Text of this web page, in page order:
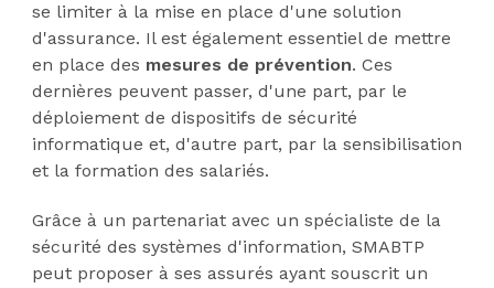
se limiter à la mise en place d'une solution
d'assurance. Il est également essentiel de mettre
en place des mesures de prévention. Ces
dernières peuvent passer, d'une part, par le
déploiement de dispositifs de sécurité
informatique et, d'autre part, par la sensibilisation
et la formation des salariés.
Grâce à un partenariat avec un spécialiste de la
sécurité des systèmes d'information, SMABTP
peut proposer à ses assurés ayant souscrit un